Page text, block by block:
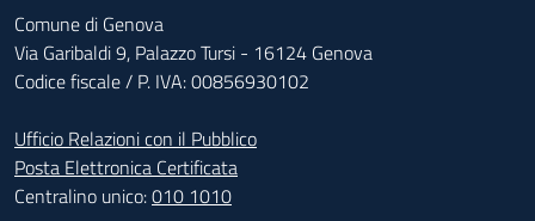
Comune di Genova
Via Garibaldi 9, Palazzo Tursi - 16124 Genova
Codice fiscale / P. IVA: 00856930102
Ufficio Relazioni con il Pubblico
Posta Elettronica Certificata
Centralino unico:010 1010